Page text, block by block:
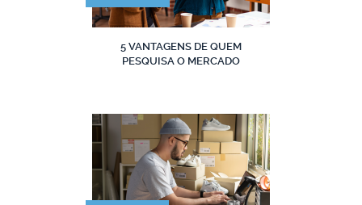
5 VANTAGENS DE QUEM
PESQUISA O MERCADO